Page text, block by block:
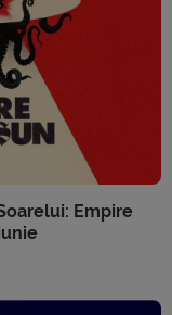
Empire